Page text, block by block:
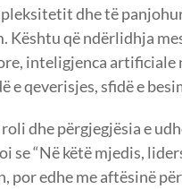
dhe të
Kështu që ndërlidhja
inteligjenca
e qeverisjes, sfidë e
dhe përgjegjësia e
se “Në këtë mjedis,
por edhe me aftësinë